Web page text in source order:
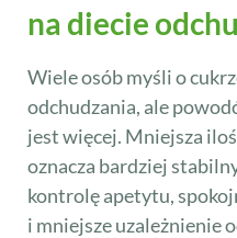
na diecie
Wiele osób myśli o
odchudzania, ale
jest więcej. Mniejsza
oznacza bardziej
kontrolę apetytu,
i mniejsze uzależnienie